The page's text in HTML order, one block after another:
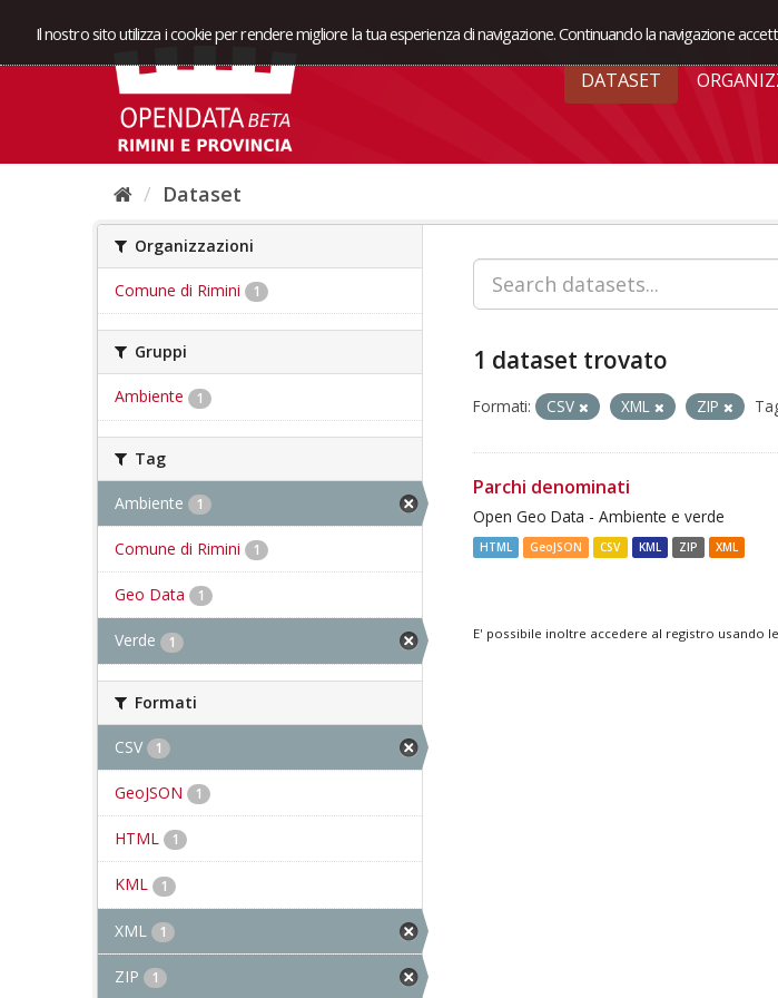
Il nostro sito utilizza i cookie per rendere migliore la tua esperienza di navigazione. Continuando la navigazione
DATASET
Dataset
Organizzazioni
Comune di Rimini 1
Gruppi
Ambiente 1
Tag
Ambiente 1
Comune di Rimini 1
Geo Data 1
Verde 1
Formati
CSV 1
GeoJSON 1
HTML 1
KML 1
XML 1
ZIP 1
1 dataset trovato
Formati: CSV XML ZIP
Parchi denominati
Open Geo Data - Ambiente e verde
HTML GeoJSON CSV KML ZIP XML
E' possibile inoltre accedere al registro usando le